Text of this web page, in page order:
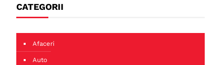
CATEGORII
Afaceri
Auto